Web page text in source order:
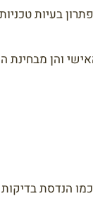
בעיות טכניות
והן מבחינת
הנדסת בדיקות